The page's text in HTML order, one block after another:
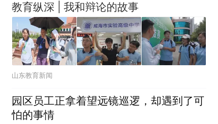
教育纵深 | 我和辩论的故事
山东教育新闻
园区员工正拿着望远镜巡逻，却遇到了可
怕的事情